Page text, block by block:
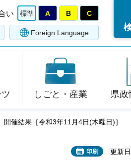
い 標準 A B C
Foreign Language
しごと・産業 県政
催結果［令和3年11月4日(木曜日)］
印刷 更新